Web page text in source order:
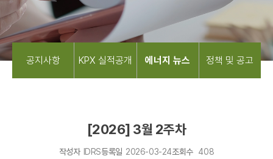
공지사항 KPX 실적공개 에너지 뉴스 정책 및 공고
[2026] 3월 2주차
작성자 IDRS등록일 2026-03-24조회수 408